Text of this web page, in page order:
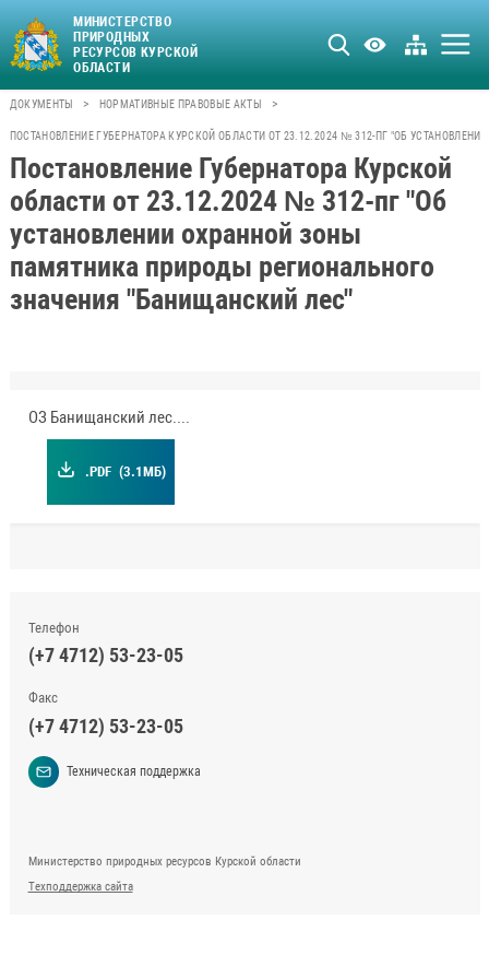
МИНИСТЕРСТВО
ПРИРОДНЫХ
РЕСУРСОВ КУРСКОЙ
ОБЛАСТИ
ДОКУМЕНТЫ > НОРМАТИВНЫЕ ПРАВОВЫЕ АКТЫ >
ПОСТАНОВЛЕНИЕ ГУБЕРНАТОРА КУРСКОЙ ОБЛАСТИ ОТ 23.12.2024 № 312-ПГ "ОБ
Постановление Губернатора Курской
области от 23.12.2024 № 312-пг "Об
установлении охранной зоны
памятника природы регионального
значения "Банищанский лес"
ОЗ Банищанский лес.pdf
.PDF (3.1МБ)
Телефон
(+7 4712) 53-23-05
Факс
(+7 4712) 53-23-05
Техническая поддержка
Министерство природных ресурсов Курской области
Техподдержка сайта